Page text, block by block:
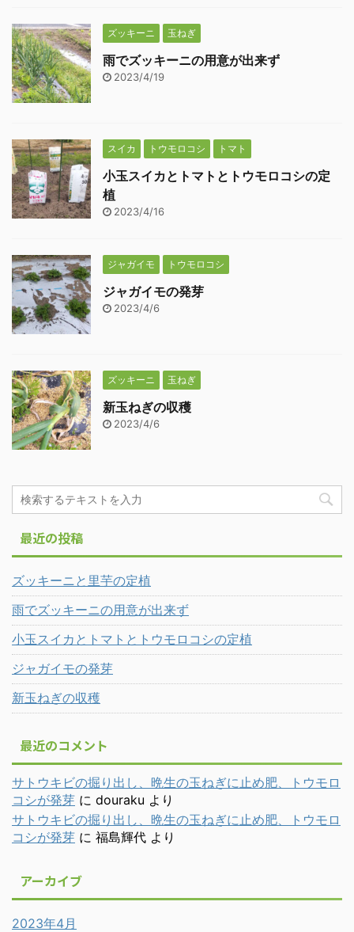
ズッキーニ 玉ねぎ
雨でズッキーニの用意が出来ず
2023/4/19
スイカ トウモロコシ トマト
小玉スイカとトマトとトウモロコシの定
植
2023/4/16
ジャガイモ トウモロコシ
ジャガイモの発芽
2023/4/6
ズッキーニ 玉ねぎ
新玉ねぎの収穫
2023/4/6
最近の投稿
ズッキーニと里芋の定植
雨でズッキーニの用意が出来ず
小玉スイカとトマトとトウモロコシの定植
ジャガイモの発芽
新玉ねぎの収穫
最近のコメント
サトウキビの掘り出し、晩生の玉ねぎに止め肥、トウモロ
コシが発芽 に douraku より
サトウキビの掘り出し、晩生の玉ねぎに止め肥、トウモロ
コシが発芽 に 福島輝代 より
アーカイブ
2023年4月